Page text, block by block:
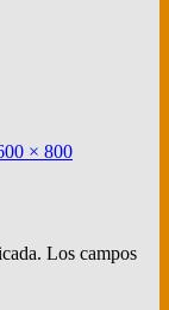
× 800
Los campos